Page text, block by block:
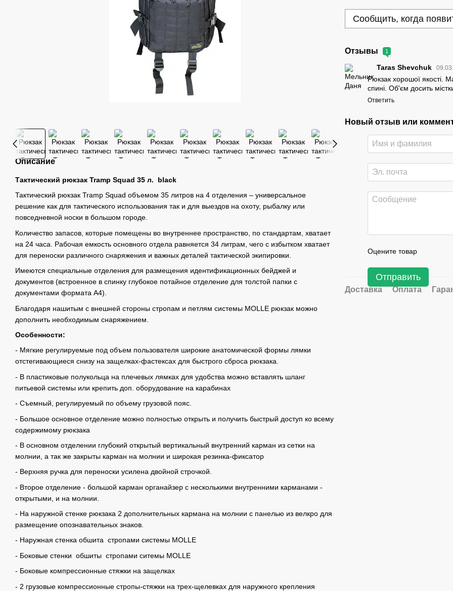
Описание
Тактический рюкзак Tramp Squad 35 л. black
Тактический рюкзак Tramp Squad объемом 35 литров на 4 отделения – универсальное
решение как для тактического использования так и для выездов на охоту, рыбалку или
повседневной носки в большом городе.
Количество запасов, которые помещены во внутреннее пространство, по стандартам, хватает
на 24 часа. Рабочая емкость основного отдела равняется 34 литрам, чего с избытком хватает
для переноски различного снаряжения и важных деталей тактической экипировки.
Имеются специальные отделения для размещения идентификационных бейджей и
документов (встроенное в спинку глубокое потайное отделение для толстой папки с
документами формата А4).
Благодаря нашитым с внешней стороны стропам и петлям системы MOLLE рюкзак можно
дополнить необходимым снаряжением.
Особенности:
- Мягкие регулируемые под объем пользователя широкие анатомической формы лямки
отстегивающиеся снизу на защелках-фастексах для быстрого сброса рюкзака.
- В пластиковые полукольца на плечевых лямках для удобства можно вставлять шланг
питьевой системы или крепить доп. оборудование на карабинах
- Съемный, регулируемый по объему грузовой пояс.
- Большое основное отделение можно полностью открыть и получить быстрый доступ ко всему
содержимому рюкзака
- В основном отделении глубокий открытый вертикальный внутренний карман из сетки на
молнии, а так же закрыты карман на молнии и широкая резинка-фиксатор
- Верхняя ручка для переноски усилена двойной строчкой.
- Второе отделение - большой карман органайзер с несколькими внутренними карманами -
открытыми, и на молнии.
- На наружной стенке рюкзака 2 дополнительных кармана на молнии с панелью из велкро для
размещение опознавательных знаков.
- Наружная стенка обшита стропами системы MOLLE
- Боковые стенки обшиты стропами ситемы MOLLE
- Боковые компрессионные стяжки на защелках
- 2 грузовые компрессионные стропы-стяжки на трех-щелевках для наружного крепления
Сообщить, когда
Отзывы 1
Taras Shevchuk
Рюкзак хорошої якості.
спині. Об'єм досить
Ответить
Новый отзыв или
Оцените товар
Отправить
Доставка Оплата